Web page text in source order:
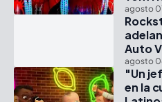
agosto
Auto
agosto
"Un
en la